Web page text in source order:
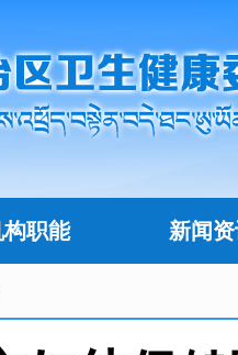
构职能 新闻